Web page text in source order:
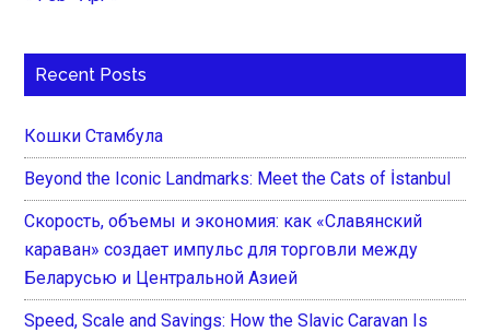
Recent Posts
Кошки Стамбула
Beyond the Iconic Landmarks: Meet the Cats of İstanbul
Скорость, объемы и экономия: как «Славянский
караван» создает импульс для торговли между
Беларусью и Центральной Азией
Speed, Scale and Savings: How the Slavic Caravan Is